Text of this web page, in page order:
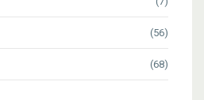
(56)
(68)